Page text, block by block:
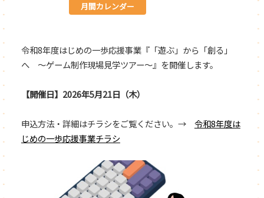
月間カレンダー
令和8年度はじめの一歩応援事業『「遊ぶ」から「創る」
へ ～ゲーム制作現場見学ツアー～』を開催します。
【開催日】2026年5月21日（木）
申込方法・詳細はチラシをご覧ください。→ 令和8年度は
じめの一歩応援事業チラシ